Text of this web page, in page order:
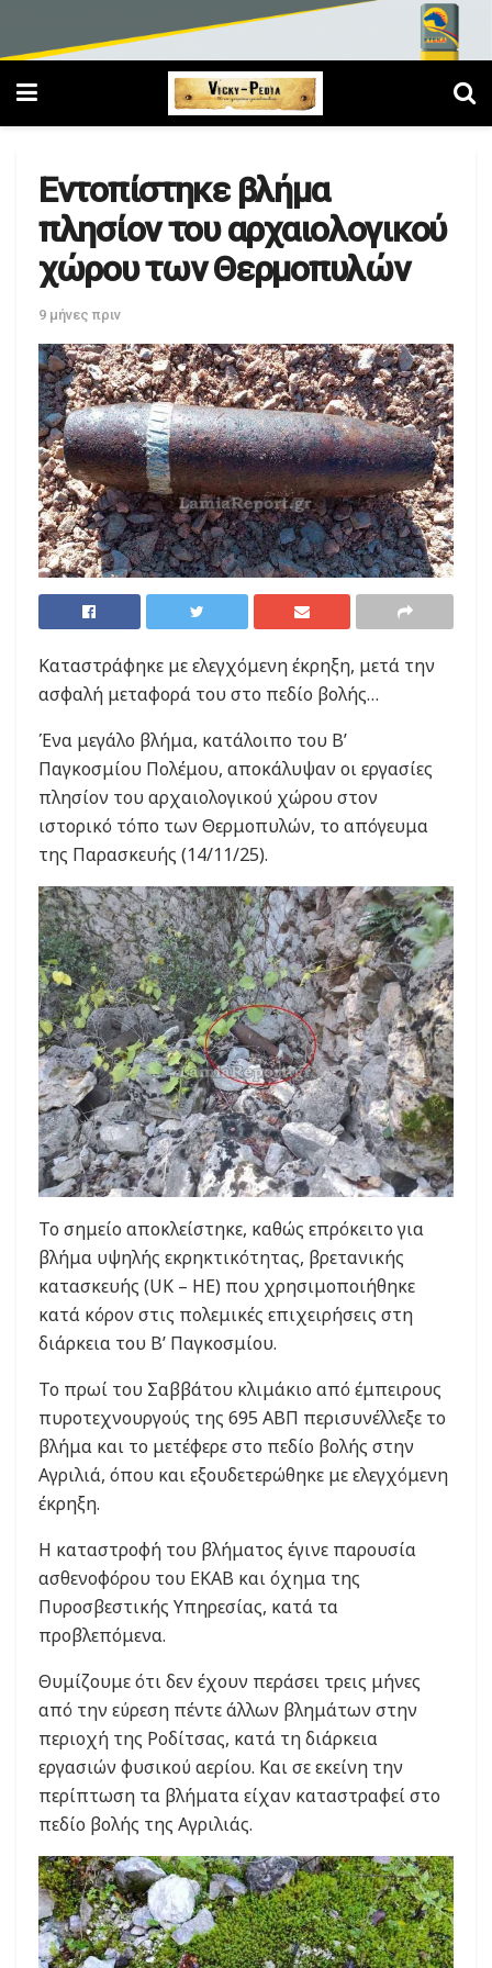
Εντοπίστηκε βλήμα
πλησίον του αρχαιολογικού
χώρου των Θερμοπυλών
9 μήνες πριν
Καταστράφηκε με ελεγχόμενη έκρηξη, μετά την
ασφαλή μεταφορά του στο πεδίο βολής…
Ένα μεγάλο βλήμα, κατάλοιπο του Β’
Παγκοσμίου Πολέμου, αποκάλυψαν οι εργασίες
πλησίον του αρχαιολογικού χώρου στον
ιστορικό τόπο των Θερμοπυλών, το απόγευμα
της Παρασκευής (14/11/25).
Το σημείο αποκλείστηκε, καθώς επρόκειτο για
βλήμα υψηλής εκρηκτικότητας, βρετανικής
κατασκευής (UK – HE) που χρησιμοποιήθηκε
κατά κόρον στις πολεμικές επιχειρήσεις στη
διάρκεια του Β’ Παγκοσμίου.
Το πρωί του Σαββάτου κλιμάκιο από έμπειρους
πυροτεχνουργούς της 695 ΑΒΠ περισυνέλλεξε το
βλήμα και το μετέφερε στο πεδίο βολής στην
Αγριλιά, όπου και εξουδετερώθηκε με ελεγχόμενη
έκρηξη.
Η καταστροφή του βλήματος έγινε παρουσία
ασθενοφόρου του ΕΚΑΒ και όχημα της
Πυροσβεστικής Υπηρεσίας, κατά τα
προβλεπόμενα.
Θυμίζουμε ότι δεν έχουν περάσει τρεις μήνες
από την εύρεση πέντε άλλων βλημάτων στην
περιοχή της Ροδίτσας, κατά τη διάρκεια
εργασιών φυσικού αερίου. Και σε εκείνη την
περίπτωση τα βλήματα είχαν καταστραφεί στο
πεδίο βολής της Αγριλιάς.